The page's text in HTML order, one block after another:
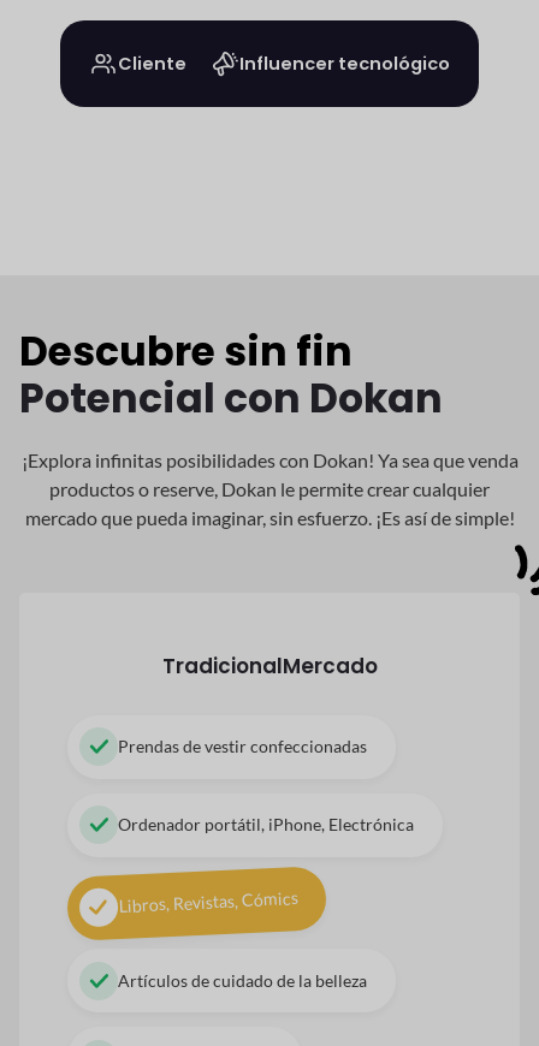
Cliente Influencer tecnológico
Descubre sin fin
Potencial con Dokan
¡Explora infinitas posibilidades con Dokan! Ya sea que venda
productos o reserve, Dokan le permite crear cualquier
mercado que pueda imaginar, sin esfuerzo. ¡Es así de simple!
TradicionalMercado
Prendas de vestir confeccionadas
Ordenador portátil, iPhone, Electrónica
Libros, Revistas, Cómics
Artículos de cuidado de la belleza